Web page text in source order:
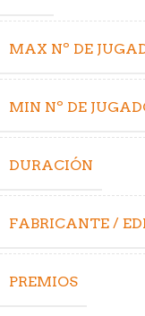
MAX Nº DE
MIN Nº DE
DURACIÓN
FABRICANTE /
PREMIOS